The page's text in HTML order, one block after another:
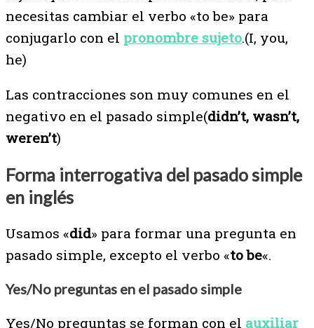
necesitas cambiar el verbo «to be» para
conjugarlo con el pronombre sujeto.(I, you,
he)
Las contracciones son muy comunes en el
negativo en el pasado simple(didn’t, wasn’t,
weren’t)
Forma interrogativa del pasado simple
en inglés
Usamos «did» para formar una pregunta en
pasado simple, excepto el verbo «to be«.
Yes/No preguntas en el pasado simple
Yes/No preguntas se forman con el auxiliar